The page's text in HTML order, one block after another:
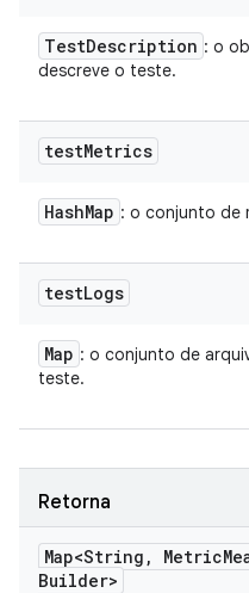
TestDescription : o
descreve o teste.
testMetrics
HashMap : o conjunto de
testLogs
Map : o conjunto de
teste.
Retorna
Map<String , Metric
Builder>